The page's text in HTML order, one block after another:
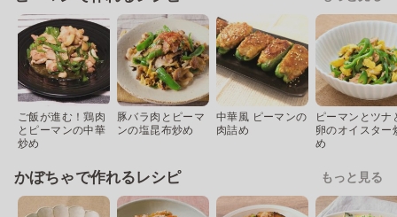
ご飯が進む！鶏肉
とピーマンの中華
炒め
豚バラ肉とピーマ
ンの塩昆布炒め
中華風 ピーマンの
肉詰め
ピーマンとツナ
卵のオイスター
め
かぼちゃで作れるレシピ もっと見る